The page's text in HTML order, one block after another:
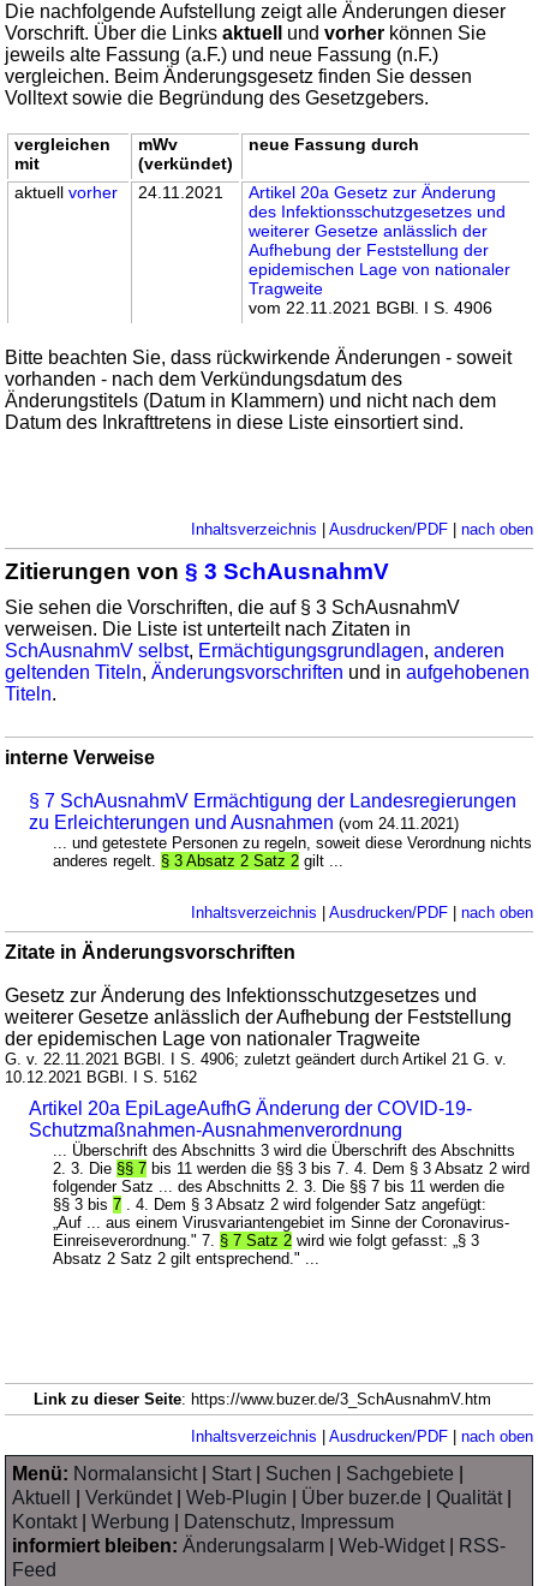
Die nachfolgende Aufstellung zeigt alle Änderungen dieser
Vorschrift. Über die Linksaktuell undvorher können Sie
jeweils alte Fassung (a.F.) und neue Fassung (n.F.)
vergleichen. Beim Änderungsgesetz finden Sie dessen
Volltext sowie die Begründung des Gesetzgebers.
vergleichen
mit
mWv
(verkündet)
neue Fassung durch
aktuellvorher 24.11.2021
Artikel 20a Gesetz zur Änderung
des Infektionsschutzgesetzes und
weiterer Gesetze anlässlich der
Aufhebung der Feststellung der
epidemischen Lage von nationaler
Tragweite
vom 22.11.2021 BGBl. I S. 4906
Bitte beachten Sie, dass rückwirkende Änderungen - soweit
vorhanden - nach dem Verkündungsdatum des
Änderungstitels (Datum in Klammern) und nicht nach dem
Datum des Inkrafttretens in diese Liste einsortiert sind.
Inhaltsverzeichnis Ausdrucken/PDF| nach oben
Zitierungen von§ 3 SchAusnahmV
Sie sehen die Vorschriften, die auf § 3 SchAusnahmV
verweisen. Die Liste ist unterteilt nach Zitaten in
SchAusnahmV selbst, Ermächtigungsgrundlagen,anderen
geltenden Titeln,Änderungsvorschriften und inaufgehobenen
Titeln.
interne Verweise
§ 7 SchAusnahmV Ermächtigung der Landesregierungen
zu Erleichterungen und Ausnahmen (vom 24.11.2021)
... und getestete Personen zu regeln, soweit diese Verordnung nichts
anderes regelt. § 3 Absatz 2 Satz 2 gilt ...
Inhaltsverzeichnis Ausdrucken/PDF| nach oben
Zitate in Änderungsvorschriften
Gesetz zur Änderung des Infektionsschutzgesetzes und
weiterer Gesetze anlässlich der Aufhebung der Feststellung
der epidemischen Lage von nationaler Tragweite
G. v. 22.11.2021 BGBl. I S. 4906; zuletzt geändert durch Artikel 21 G. v.
10.12.2021 BGBl. I S. 5162
Artikel 20a EpiLageAufhG Änderung der COVID-19-
Schutzmaßnahmen-Ausnahmenverordnung
... Überschrift des Abschnitts 3 wird die Überschrift des Abschnitts
2. 3. Die §§ 7 bis 11 werden die §§ 3 bis 7. 4. Dem § 3 Absatz 2 wird
folgender Satz ... des Abschnitts 2. 3. Die §§ 7 bis 11 werden die
§§ 3 bis7 . 4. Dem § 3 Absatz 2 wird folgender Satz angefügt:
„Auf ... aus einem Virusvariantengebiet im Sinne der Coronavirus-
Einreiseverordnung." 7. § 7 Satz 2 wird wie folgt gefasst: „§ 3
Absatz 2 Satz 2 gilt entsprechend." ...
Link zu dieser Seite: https://www.buzer.de/3_SchAusnahmV.htm
Inhaltsverzeichnis Ausdrucken/PDF| nach oben
Menü: Normalansicht| Start| Suchen Sachgebiete
Aktuell
|Verkündet|Web-Plugin Über buzer.de |Qualität|
Kontakt|Werbung
Datenschutz, Impressum
informiert bleiben: Änderungsalarm |Web-Widget|
RSS-
Feed